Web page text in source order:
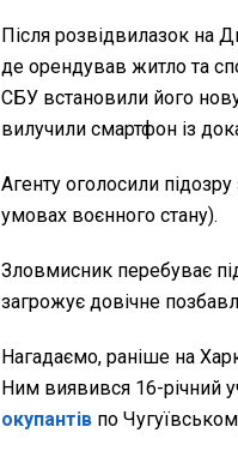
Після розвідвилазок на
де орендував житло та
СБУ встановили його
вилучили смартфон із
Агенту оголосили
умовах воєнного стану).
Зловмисник перебуває
загрожує довічне
Нагадаємо, раніше на
Ним виявився 16-річний
окупантів по